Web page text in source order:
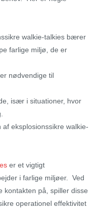
walkie-talkies bærer
farlige miljø, de er
nødvendige til
især i situationer, hvor
​​eksplosionssikre walkie-
er et vigtigt
i farlige miljøer. Ved
kontakten på, spiller disse
operationel effektivitet